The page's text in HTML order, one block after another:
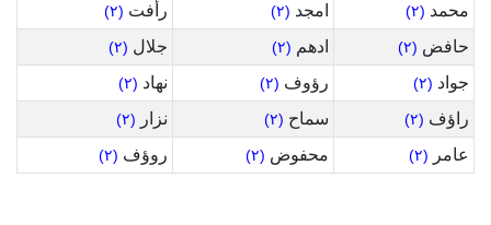
محمد (٢) امجد (٢) رأفت (٢)
حافض (٢) ادهم (٢) جلال (٢)
جواد (٢) رؤوف (٢) نهاد (٢)
راؤف (٢) سماح (٢) نزار (٢)
عامر (٢) محفوض (٢) روؤف (٢)